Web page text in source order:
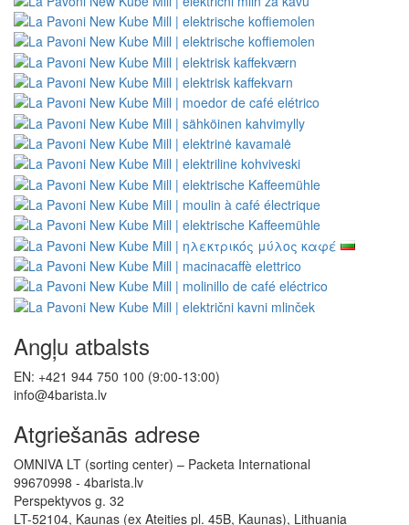
Kontakti
Laba sūdzība
Atteikšanās no līguma
Personas datu aizsardzība
Biļetens – personas datu aizsardzība
Vietnes karte
Ražotāji
Atsauksmes
Dāvanu kuponi
Īpašais piedāvājums
Pamācības
Sekojiet mums
Mūsu veikali